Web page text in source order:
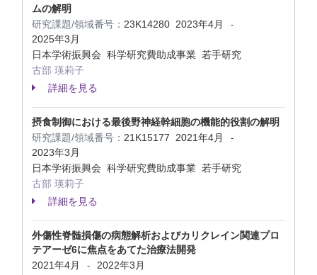
ムの解明
研究課題/領域番号： 23K14280 2023年4月 -
2025年3月
日本学術振興会 科学研究費助成事業 若手研究
古部 瑛莉子
詳細を見る
摂食制御における最後野神経幹細胞の機能的役割の解明
研究課題/領域番号： 21K15177 2021年4月 -
2023年3月
日本学術振興会 科学研究費助成事業 若手研究
古部 瑛莉子
詳細を見る
外傷性脊髄損傷の病態解析およびカリクレイン関連プロ
テアーゼ6に焦点をあてた治療法開発
2021年4月
-
2022年3月